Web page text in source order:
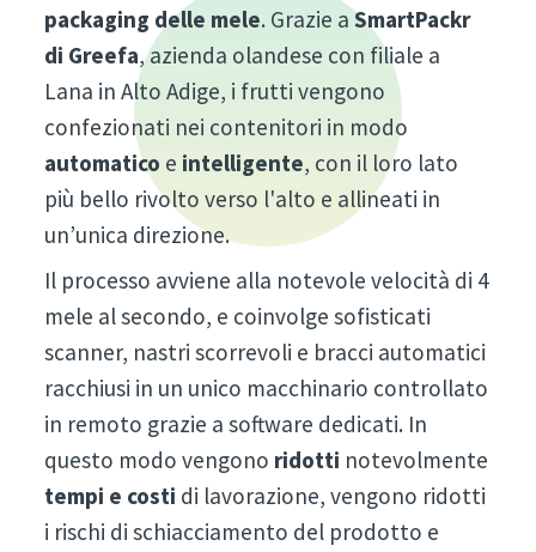
packaging delle mele. Grazie aSmartPackr
di Greefa, azienda olandese con filiale a
Lana in Alto Adige, i frutti vengono
confezionati nei contenitori in modo
automatico e intelligente, con il loro lato
più bello rivolto verso l'alto e allineati in
un’unica direzione.
Il processo avviene alla notevole velocità di 4
mele al secondo, e coinvolge sofisticati
scanner, nastri scorrevoli e bracci automatici
racchiusi in un unico macchinario controllato
in remoto grazie a software dedicati. In
questo modo vengono ridotti notevolmente
tempi e costi di lavorazione, vengono ridotti
i rischi di schiacciamento del prodotto e